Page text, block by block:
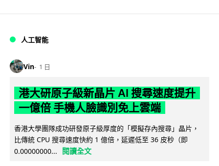
人工智能
Vin 1 日
港大研原子級新晶片 AI 搜尋速度提升
一億倍 手機人臉識別免上雲端
香港大學團隊成功研發原子級厚度的「模擬存內搜尋」晶片，
比傳統 CPU 搜尋速度快約 1 億倍，延遲低至 36 皮秒（即
0.00000000...
閱讀全文